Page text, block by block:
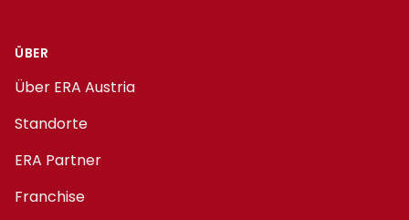
ÜBER
Über ERA Austria
Standorte
ERA Partner
Franchise